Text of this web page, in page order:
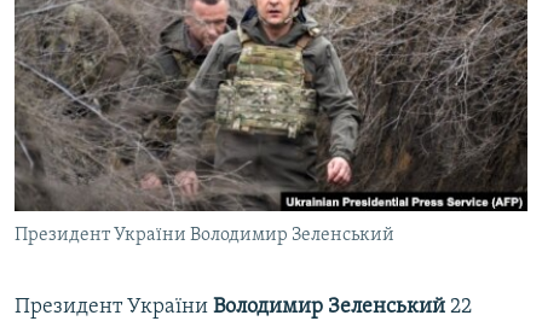
СПЕЦПРОЕКТИ
ДЕПОРТАЦІЯ
ВІДЕОУРОКИ «ELIFBE»
СВІДЧЕННЯ ОКУПАЦІЇ
УКРАЇНСЬКА ПРОБЛЕМА КРИМУ
ІНФОГРАФІКА
ЯК ОБІЙТИ БЛОКУВАННЯ
Русский
Qırımtatar
ДОЛУЧАЙСЯ!
Президент України Володимир Зеленський
Президент України Володимир Зеленський 22